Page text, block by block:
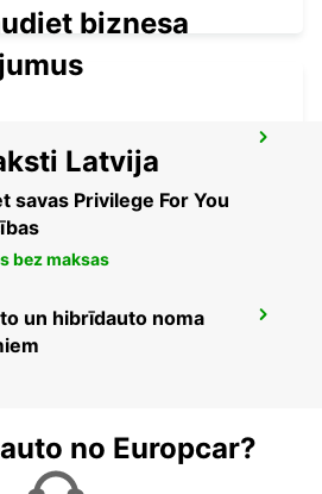
biznesa
Latvija
savas Privilege For You
bez maksas
un hibrīdauto noma
no Europcar?